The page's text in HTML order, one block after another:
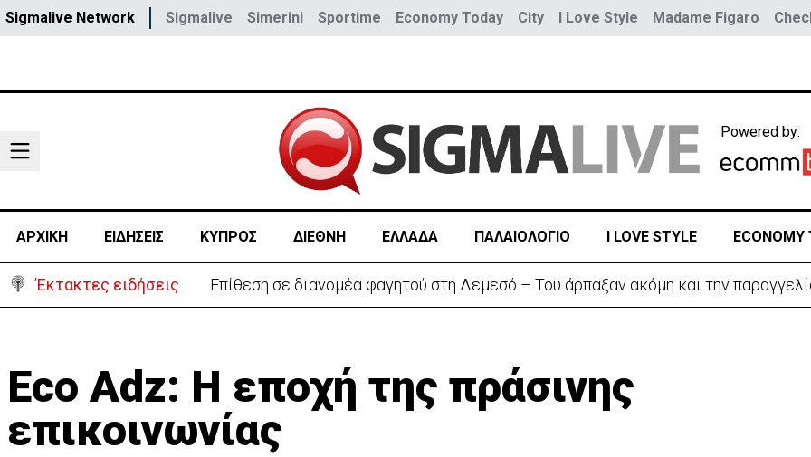
Sigmalive Network Sigmalive Simerini Sportime Economy Today City I Love Style Madame Figaro
Powered by:
ΑΡΧΙΚΗ ΕΙΔΗΣΕΙΣ ΚΥΠΡΟΣ ΔΙΕΘΝΗ ΕΛΛΑΔΑ ΠΑΛΑΙΟΛΟΓΙΟ I LOVE STYLE ECONOMY
Έκτακτες ειδήσεις Επίθεση σε διανομέα φαγητού στη Λεμεσό – Του άρπαξαν ακόμη και την
Eco Adz: Η εποχή της πράσινης
επικοινωνίας